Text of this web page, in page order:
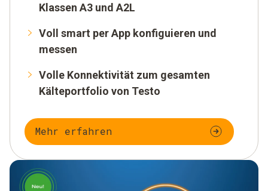
Klassen A3 und A2L
Voll smart per App konfiguieren und
messen
Volle Konnektivität zum gesamten
Kälteportfolio von Testo
Mehr erfahren